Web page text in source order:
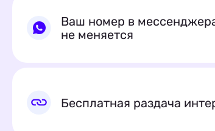
Ваш номер в
не меняется
Бесплатная раздача